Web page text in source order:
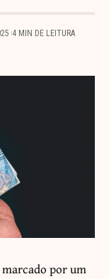
4 MIN DE LEITURA
por um